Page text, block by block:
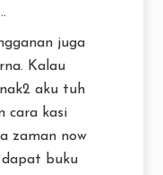
juga
Kalau
aku tuh
cara kasi
zaman now
dapat buku